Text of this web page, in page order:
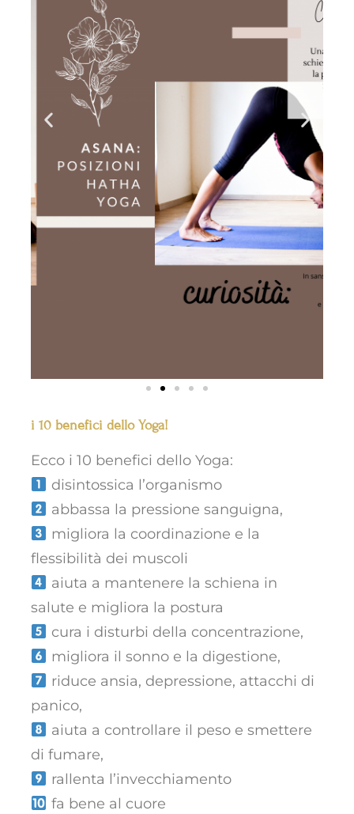
i 10 benefici dello Yoga!
Ecco i 10 benefici dello Yoga:
disintossica l’organismo
abbassa la pressione sanguigna,
migliora la coordinazione e la
flessibilità dei muscoli
aiuta a mantenere la schiena in
salute e migliora la postura
cura i disturbi della concentrazione,
migliora il sonno e la digestione,
riduce ansia, depressione, attacchi di
panico,
aiuta a controllare il peso e smettere
di fumare,
rallenta l’invecchiamento
fa bene al cuore